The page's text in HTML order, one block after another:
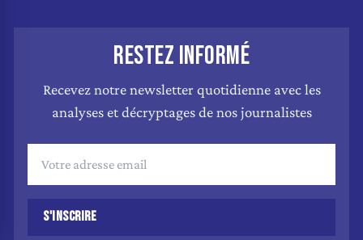
RESTEZ INFORMÉ
Recevez notre newsletter quotidienne avec les
analyses et décryptages de nos journalistes
S'INSCRIRE